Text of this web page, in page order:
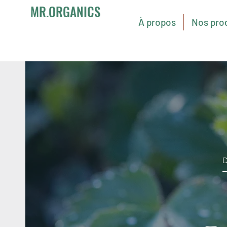
MR.ORGANICS
À propos Nos